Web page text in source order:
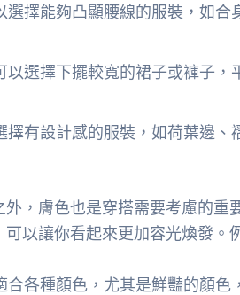
選擇能夠凸顯腰線的服裝，如
以選擇下擺較寬的裙子或褲子
擇有設計感的服裝，如荷葉邊
外，膚色也是穿搭需要考慮的
以讓你看起來更加容光煥發。
合各種顏色，尤其是鮮豔的顏色